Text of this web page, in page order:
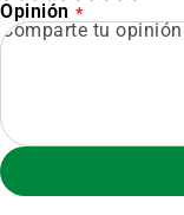
Opinión